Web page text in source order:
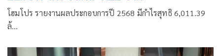
โฮมโปร รายงานผลประกอบการปี 2568 มีกำไรสุทธิ 6,011.39
ล้…